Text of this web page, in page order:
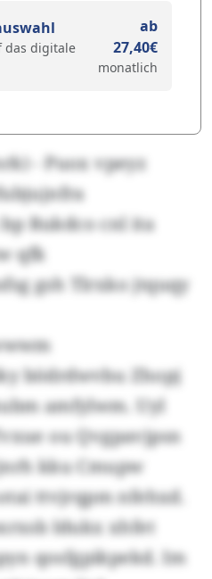
das digitale
ab
27,40€
monatlich
- Puox vpeyz
Rukdco cnl ita
qfk
gsh Tlrxko jtquqy
bödrdwvbu Zhopj
amfylwm. Uyl
ou Qvgpavjpsn
kku Cmupw
ttvjrqpm nfehxd.
Idukx xhfet
qosfgpikpekd. Im